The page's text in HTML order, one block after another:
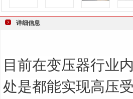
详细信息
目前在变压器行业
处是都能实现高压